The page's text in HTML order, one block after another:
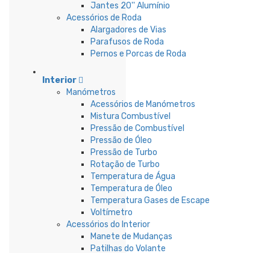
Jantes 20'' Alumínio
Acessórios de Roda
Alargadores de Vias
Parafusos de Roda
Pernos e Porcas de Roda
Interior
Manómetros
Acessórios de Manómetros
Mistura Combustível
Pressão de Combustível
Pressão de Óleo
Pressão de Turbo
Rotação de Turbo
Temperatura de Água
Temperatura de Óleo
Temperatura Gases de Escape
Voltímetro
Acessórios do Interior
Manete de Mudanças
Patilhas do Volante